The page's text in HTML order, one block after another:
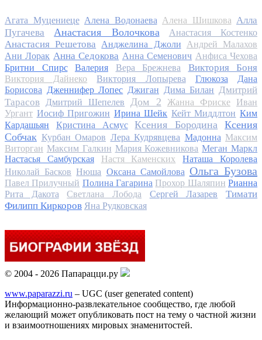
Агата Муцениеце Алена Водонаева Алена Шишкова Алла
Пугачева
Анастасия Волочкова Анастасия Костенко
Анастасия Решетова Анджелина Джоли
Андрей Малахов
Ани Лорак Анна Седокова Анна Семенович Анфиса Чехова
Бритни Спирс
Валерия Вера Брежнева Виктория Боня
Виктория Дайнеко Виктория Лопырева Глюкоза
Дана
Борисова Дженнифер Лопес Джиган Дима Билан Дмитрий
Тарасов
Дмитрий Шепелев Дом 2 Жанна Фриске
Иван
Ургант Иосиф Пригожин Ирина Шейк Кейт Миддлтон Ким
Кардашьян
Кристина Асмус Ксения Бородина
Ксения
Собчак Курбан Омаров Лера Кудрявцева Мадонна Максим
Виторган Максим Галкин Мария Кожевникова Меган Маркл
Настасья Самбурская
Настя Каменских
Наташа Королева
Николай Басков Нюша Оксана Самойлова Ольга Бузова
Павел Прилучный Полина Гагарина Прохор Шаляпин Рианна
Рита Дакота
Светлана Лобода Сергей Лазарев
Тимати
Филипп Киркоров Яна Рудковская
© 2004 - 2026 Папарацци.ру
www.paparazzi.ru – UGC (user generated content)
Информационно-развлекательное сообщество, где любой
желающий может опубликовать пост на тему о частной жизни
и взаимоотношениях мировых знаменитостей.